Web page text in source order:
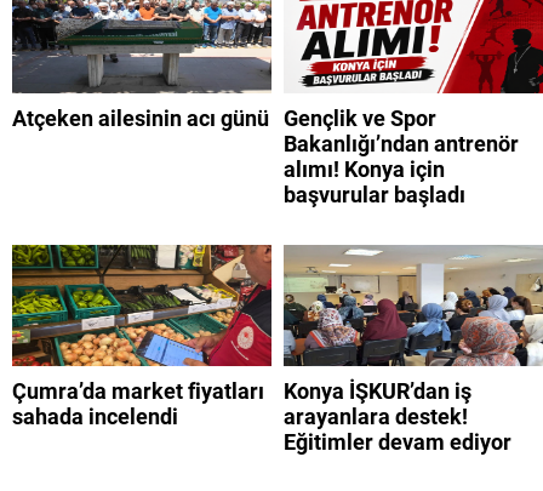
Atçeken ailesinin acı günü Gençlik ve Spor
Bakanlığı’ndan antrenör
alımı! Konya için
başvurular başladı
Çumra’da market fiyatları
sahada incelendi
Konya İŞKUR’dan iş
arayanlara destek!
Eğitimler devam ediyor